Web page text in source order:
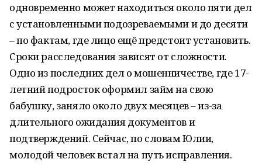
одновременно может находиться около пяти дел
с установленными подозреваемыми и до десяти
– по фактам, где лицо ещё предстоит установить.
Сроки расследования зависят от сложности.
Одно из последних дел о мошенничестве, где 17-
летний подросток оформил займ на свою
бабушку, заняло около двух месяцев – из-за
длительного ожидания документов и
подтверждений. Сейчас, по словам Юлии,
молодой человек встал на путь исправления.